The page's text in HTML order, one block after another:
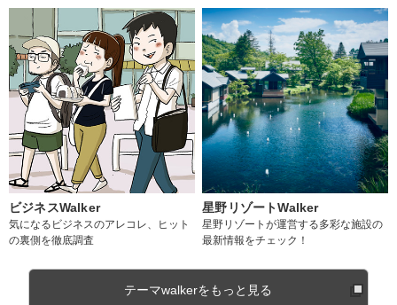
ビジネスWalker
気になるビジネスのアレコレ、ヒット
の裏側を徹底調査
星野リゾートWalker
星野リゾートが運営する多彩な施設の
最新情報をチェック！
テーマwalkerをもっと見る